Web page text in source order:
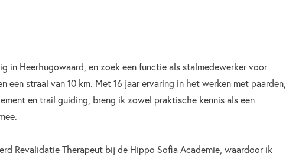
in Heerhugowaard, en zoek een functie als stalmedewerker voor
een straal van 10 km. Met 16 jaar ervaring in het werken met paarden,
en trail guiding, breng ik zowel praktische kennis als een
Revalidatie Therapeut bij de Hippo Sofia Academie, waardoor ik